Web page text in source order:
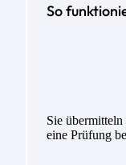
So
Sie
eine Prüfung